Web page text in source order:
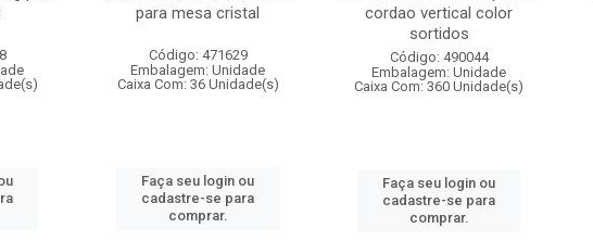
para mesa cristal
Código: 471629
Embalagem: Unidade
Caixa Com: 36 Unidade(s)
Faça seu login ou
cadastre-se para
comprar.
cordao vertical color
sortidos
Código: 490044
Embalagem: Unidade
Caixa Com: 360 Unidade(s)
Faça seu login ou
cadastre-se para
comprar.